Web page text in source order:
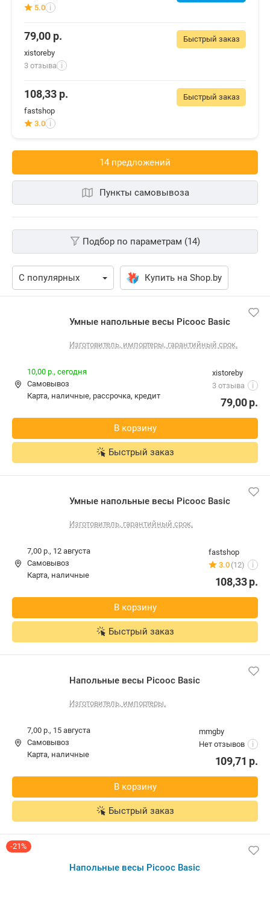
5.0 i
Быстрый заказ
79,00 р.
xistoreby
3 отзыва
i
Быстрый заказ
108,33 р.
fastshop
3.0 i
14 предложений
Пункты самовывоза
Подбор по параметрам (14)
Купить на Shop.by
Умные напольные весы Picooc Basic
Изготовитель, импортеры, гарантийный срок.
xistoreby
3 отзыва
i
10,00 р., сегодня
Самовывоз
карта, наличные, рассрочка, кредит
79,00р.
В корзину
Быстрый заказ
Умные напольные весы Picooc Basic
Изготовитель, гарантийный срок.
fastshop
3.0 (12) i
7,00 р., 12 августа
Самовывоз
карта, наличные
108,33р.
В корзину
Быстрый заказ
Напольные весы Picooc Basic
Изготовитель, импортеры.
mmgby
Нет отзывов
i
7,00 р., 15 августа
Самовывоз
карта, наличные
109,71 р.
В корзину
Быстрый заказ
-21%
Напольные весы Picooc Basic